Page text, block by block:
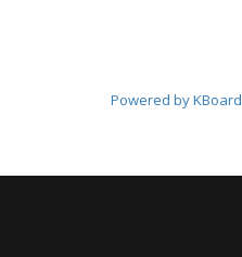
Powered by KBoard